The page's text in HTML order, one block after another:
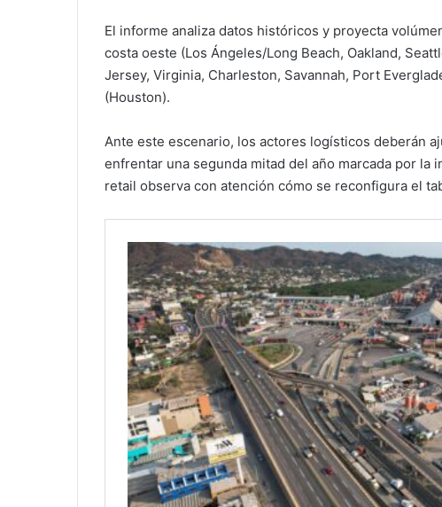
El informe analiza datos históricos y proyecta
costa oeste (Los Ángeles/Long Beach, Oakland,
Jersey, Virginia, Charleston, Savannah, Port
(Houston).
Ante este escenario, los actores logísticos deberán
enfrentar una segunda mitad del año marcada por
retail observa con atención cómo se reconfigura el